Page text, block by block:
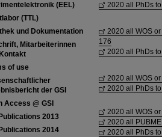
(EEL)
(TTL)
und Dokumentation
Mitarbeiterinnen
of use
der GSI
Access @ GSI
2013
2014
2020 all PhDs
2020 all WOS
176
2020 all PhDs
2020 all WOS
2020 all PhDs
2020 all WOS
2020 all
2020 all PhDs